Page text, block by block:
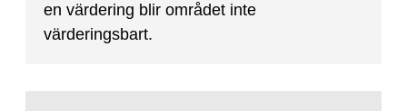
en värdering blir området inte
värderingsbart.